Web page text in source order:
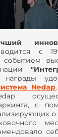
с
событием
награды
Nedap
с